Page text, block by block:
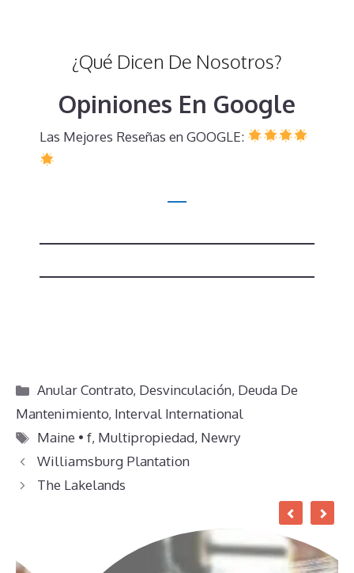
¿Qué Dicen De Nosotros?
Opiniones En Google
Las Mejores Reseñas en GOOGLE:
Categorías
Anular Contrato, Desvinculación, Deuda De
Mantenimiento, Interval International
Etiquetas
Maine • f, Multipropiedad, Newry
Williamsburg Plantation
The Lakelands